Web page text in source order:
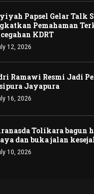
Papsel Gelar Talk
Pemahaman
KDRT
12, 2026
Ramawi Resmi Jadi
Jayapura
16, 2026
Tolikara bagun
dan buka jalan
10, 2026